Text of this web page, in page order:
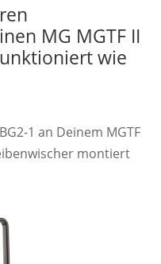
MG MGTF II
wie
1 an Deinem MGTF
montiert